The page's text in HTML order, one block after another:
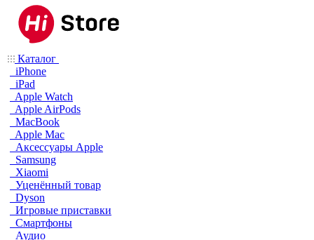
Каталог
iPhone
iPad
Apple Watch
Apple AirPods
MacBook
Apple Mac
Аксессуары Apple
Samsung
Xiaomi
Уценённый товар
Dyson
Игровые приставки
Смартфоны
Аудио